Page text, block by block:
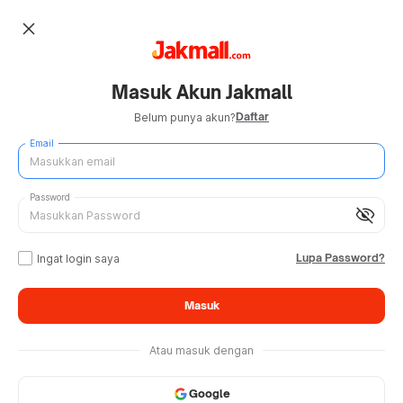
close
Masuk Akun Jakmall
Belum punya akun?Daftar
Email
visibility_off
Password
Ingat login saya Lupa Password?
Masuk
Atau masuk dengan
Google